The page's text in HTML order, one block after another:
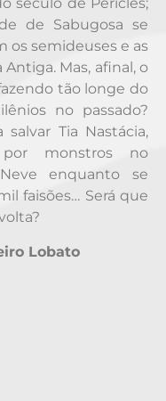
de Sabugosa se
os semideuses e as
Mas, afinal, o
tão longe do
no passado?
Tia Nastácia,
monstros no
enquanto se
faisões… Será que
Lobato